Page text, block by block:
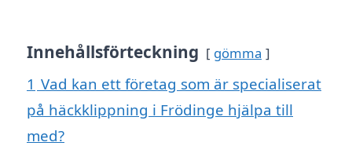
Innehållsförteckning gömma
1 Vad kan ett företag som är specialiserat
på häckklippning i Frödinge hjälpa till
med?